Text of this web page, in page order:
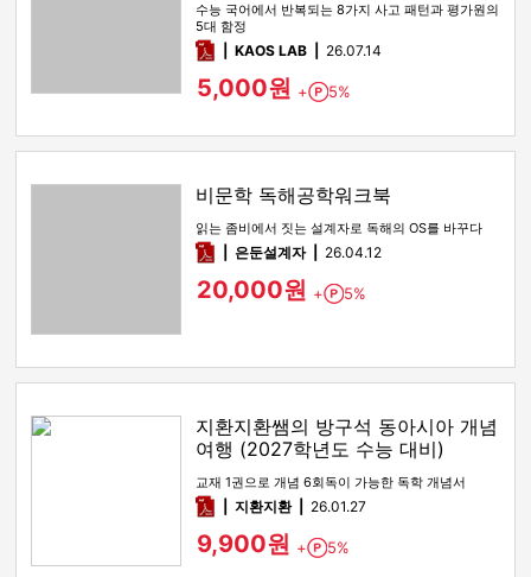
수능 국어에서 반복되는 8가지 사고 패턴과 평가원의
5대 함정
pdfKAOS LAB 26.07.14
5,000원 + Point
5%
비문학 독해공학워크북
읽는 좀비에서 짓는 설계자로 독해의 OS를 바꾸다
pdf은둔설계자 26.04.12
20,000원 + Point
5%
지환지환쌤의 방구석 동아시아 개념
여행 (2027학년도 수능 대비)
교재 1권으로 개념 6회독이 가능한 독학 개념서
pdf지환지환 26.01.27
9,900원 + Point
5%